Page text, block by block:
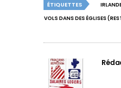
ÉTIQUETTES
VOLS DANS DES ÉGLISES